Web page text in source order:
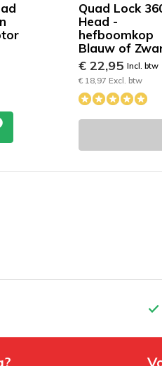
Quad Lock
Head -
hefboomkop
Blauw of
€ 22,95Incl. btw
€ 18,97 Excl. btw